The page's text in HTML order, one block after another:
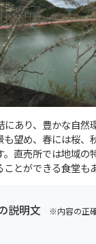
あり、豊かな自然
望め、春には桜、
直売所では地域の
とができる食堂も
説明文 ※内容の正